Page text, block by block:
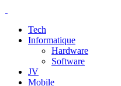
Tech
Informatique
Hardware
Software
JV
Mobile